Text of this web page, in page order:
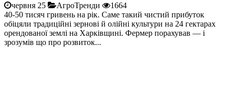
червня 25 АгроТренди
1664
40-50 тисяч гривень на рік. Саме такий чистий прибуток
обіцяли традиційні зернові й олійні культури на 24 гектарах
орендованої землі на Харківщині. Фермер порахував — і
зрозумів що про розвиток...